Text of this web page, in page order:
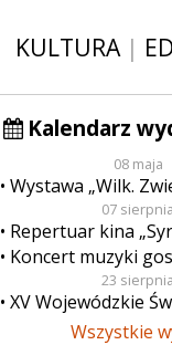
KULTURA|
Kalendarz
08 maja
Wystawa „Wilk.
07 sierpnia
Repertuar kina „Syreny” w Wieluniu
Koncert muzyki
23 sierpnia
XV Wojewódzkie
Wszystkie